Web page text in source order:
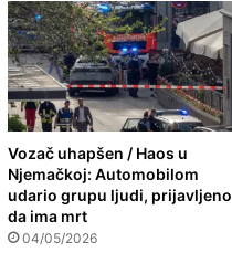
Vozač uhapšen / Haos u
Njemačkoj: Automobilom
udario grupu ljudi, prijavljeno
da ima mrt
04/05/2026